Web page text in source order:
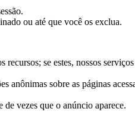
ou até que você os exclua.
se estes, nossos
anônimas sobre as páginas
vezes que o anúncio aparece.